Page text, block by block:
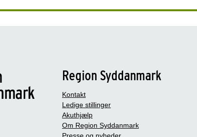
Region Syddanmark
Kontakt
Ledige stillinger
Akuthjælp
Om Region Syddanmark